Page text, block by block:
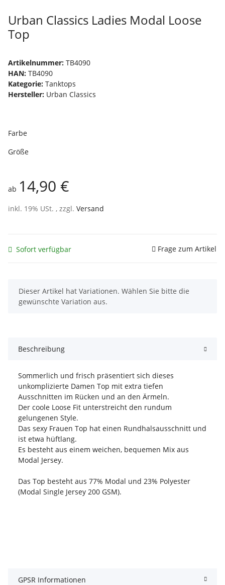
Urban Classics Ladies Modal Loose
Top
Artikelnummer: TB4090
HAN: TB4090
Kategorie: Tanktops
Hersteller: Urban Classics
Farbe
Größe
ab 14,90 €
inkl. 19% USt. , zzgl. Versand
Sofort verfügbar Frage zum Artikel
x
Dieser Artikel hat Variationen. Wählen Sie bitte die
gewünschte Variation aus.
Beschreibung
Sommerlich und frisch präsentiert sich dieses
unkomplizierte Damen Top mit extra tiefen
Ausschnitten im Rücken und an den Ärmeln.
Der coole Loose Fit unterstreicht den rundum
gelungenen Style.
Das sexy Frauen Top hat einen Rundhalsausschnitt und
ist etwa hüftlang.
Es besteht aus einem weichen, bequemen Mix aus
Modal Jersey.
Das Top besteht aus 77% Modal und 23% Polyester
(Modal Single Jersey 200 GSM).
GPSR Informationen